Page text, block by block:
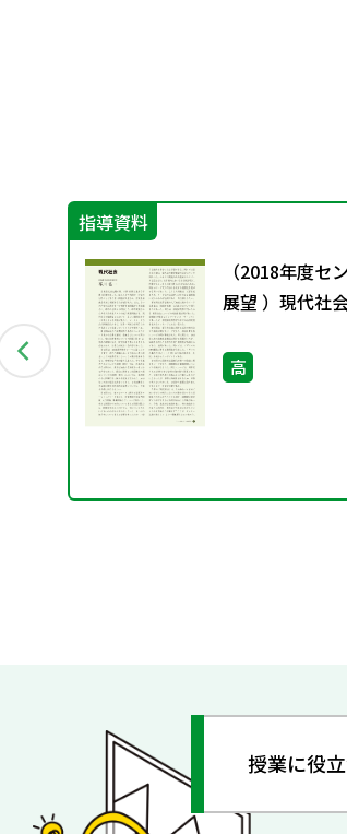
指導資料
（2018年度セ
展望 ）現代社
高
授業に役